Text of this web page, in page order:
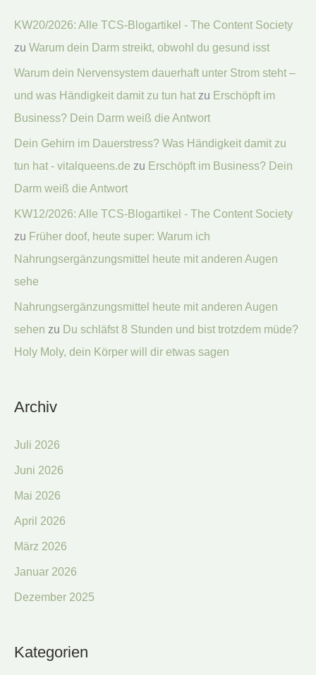
KW20/2026: Alle TCS-Blogartikel - The Content Society
zu Warum dein Darm streikt, obwohl du gesund isst
Warum dein Nervensystem dauerhaft unter Strom steht –
und was Händigkeit damit zu tun hat zu Erschöpft im
Business? Dein Darm weiß die Antwort
Dein Gehirn im Dauerstress? Was Händigkeit damit zu
tun hat - vitalqueens.de zu Erschöpft im Business? Dein
Darm weiß die Antwort
KW12/2026: Alle TCS-Blogartikel - The Content Society
zu Früher doof, heute super: Warum ich
Nahrungsergänzungsmittel heute mit anderen Augen
sehe
Nahrungsergänzungsmittel heute mit anderen Augen
sehen zu Du schläfst 8 Stunden und bist trotzdem müde?
Holy Moly, dein Körper will dir etwas sagen
Archiv
Juli 2026
Juni 2026
Mai 2026
April 2026
März 2026
Januar 2026
Dezember 2025
Kategorien